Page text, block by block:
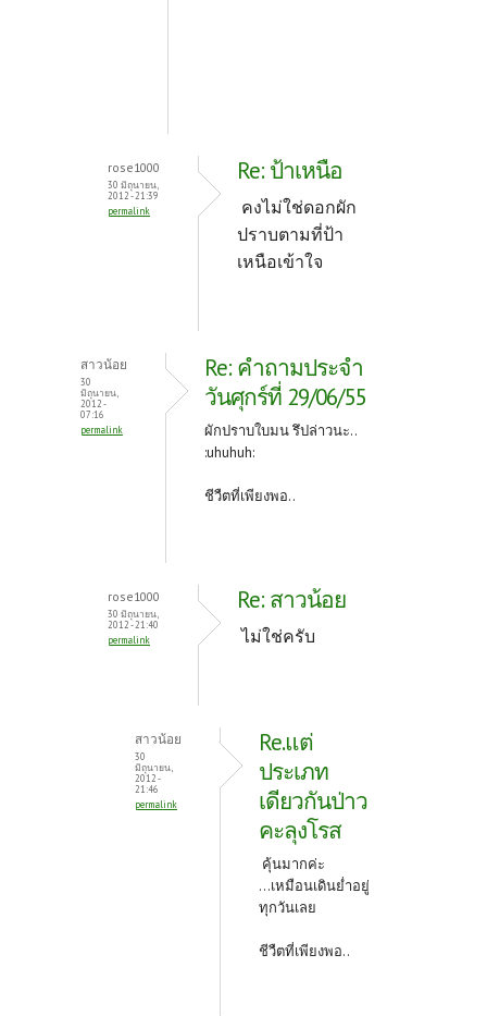
rose1000
30 มิถุนายน,
2012 - 21:39
permalink
Re: ป้าเหนือ
คงไม่ใช่ดอกผัก
ปราบตามที่ป้า
เหนือเข้าใจ
สาวน้อย
30
มิถุนายน,
2012 -
07:16
permalink
Re: คำถามประจำ
วันศุกร์ที่ 29/06/55
ผักปราบใบมน รึปล่าวนะ..
:uhuhuh:
ชีวืตที่เพียงพอ..
rose1000
30 มิถุนายน,
2012 - 21:40
permalink
Re: สาวน้อย
ไม่ใช่ครับ
สาวน้อย
30
มิถุนายน,
2012 -
21:46
permalink
Re.แต่
ประเภท
เดียวกันป่าว
คะลุงโรส
คุ้นมากค่ะ
...เหมือนเดินย่ำอยู่
ทุกวันเลย
ชีวืตที่เพียงพอ..